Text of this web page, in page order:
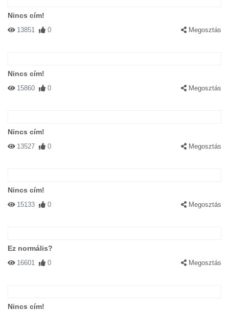
Nincs cím!
13851 0 Megosztás
Nincs cím!
15860 0 Megosztás
Nincs cím!
13527 0 Megosztás
Nincs cím!
15133 0 Megosztás
Ez normális?
16601 0 Megosztás
Nincs cím!